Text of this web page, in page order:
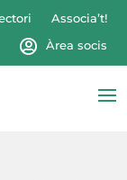
Associa’t!
Àrea socis